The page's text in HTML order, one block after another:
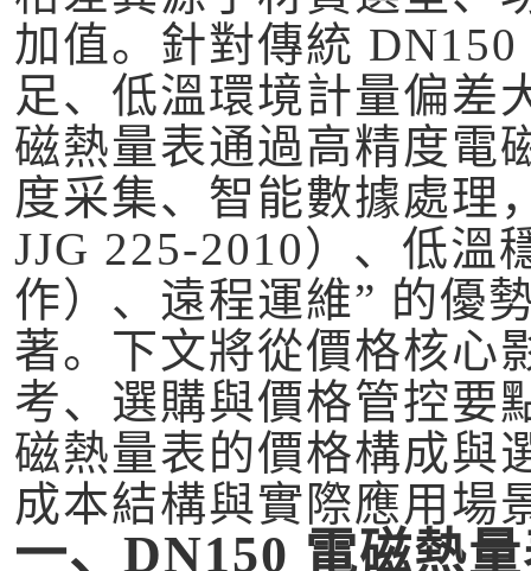
加值。針對傳統
足、低溫環境計量偏差
磁熱量表通過高精度電
度采集、智能數據處理
JJG 225-2010）、低
作）、遠程運維” 的優
著。下文將從價格核心
考、選購與價格管控要
磁熱量表的價格構成與
成本結構與實際應用場
一、DN150 電磁熱